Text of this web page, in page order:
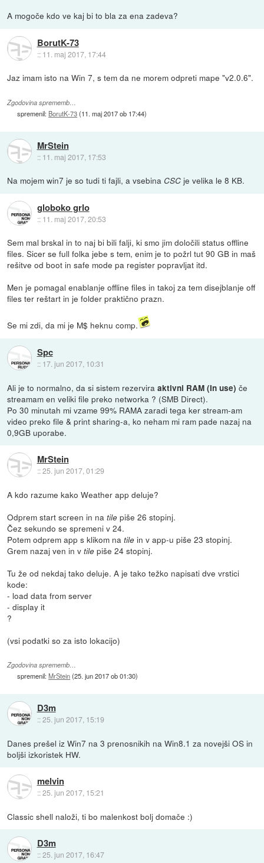
A mogoče kdo ve kaj bi to bla za ena zadeva?
BorutK-73
:: 11. maj 2017, 17:44
Jaz imam isto na Win 7, s tem da ne morem odpreti mape "v2.0.6".
Zgodovina sprememb…
spremenil: BorutK-73(11. maj 2017 ob 17:44)
MrStein
:: 11. maj 2017, 17:53
Na mojem win7 je so tudi ti fajli, a vsebina CSCje velika le 8 KB.
globoko grlo
:: 11. maj 2017, 20:53
Sem mal brskal in to naj bi bili falji, ki smo jim določili status offline
files. Sicer se full folka jebe s tem, enim je to požrl tut 90 GB in maš
rešitve od boot in safe mode pa register popravljat itd.
Men je pomagal enablanje offline files in takoj za tem disejblanje off
files ter reštart in je folder praktično prazn.
Se mi zdi, da mi je M$ heknu comp.
Spc
:: 17. jun 2017, 10:31
Ali je to normalno, da si sistem rezerviraaktivni RAM (In use) če
streamam en veliki file preko networka ? (SMB Direct).
Po 30 minutah mi vzame 99% RAMA zaradi tega ker stream-am
video preko file & print sharing-a, ko neham mi ram pade nazaj na
0,9GB uporabe.
MrStein
::25. jun 2017, 01:29
A kdo razume kako Weather app deluje?
Odprem start screen in natile piše 26 stopinj.
Čez sekundo se spremeni v 24.
Potem odprem app s klikom natile in v app-u piše 23 stopinj.
Grem nazaj ven in vtile piše 24 stopinj.
Tu že od nekdaj tako deluje. A je tako težko napisati dve vrstici
kode:
- load data from server
- display it
?
(vsi podatki so za isto lokacijo)
Zgodovina sprememb…
spremenil:MrStein(25. jun 2017 ob 01:30)
D3m
::25. jun 2017, 15:19
Danes prešel iz Win7 na 3 prenosnikih na Win8.1 za novejši OS in
boljši izkoristek HW.
melvin
::25. jun 2017, 15:21
Classic shell naloži, ti bo malenkost bolj domače :)
D3m
::25. jun 2017, 16:47